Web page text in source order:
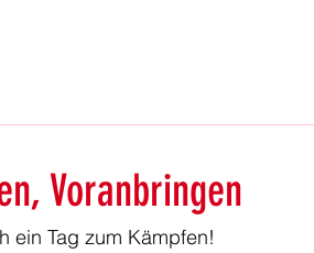
Voranbringen
ein Tag zum Kämpfen!